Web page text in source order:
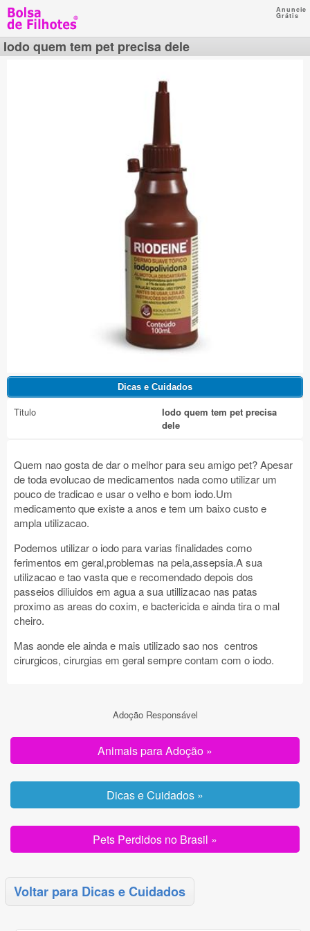
Anuncie
Grátis
Iodo quem tem pet precisa dele
Titulo
Iodo quem tem pet precisa
dele
Quem nao gosta de dar o melhor para seu amigo pet? Apesar
de toda evolucao de medicamentos nada como utilizar um
pouco de tradicao e usar o velho e bom iodo.Um
medicamento que existe a anos e tem um baixo custo e
ampla utilizacao.
Podemos utilizar o iodo para varias finalidades como
ferimentos em geral,problemas na pela,assepsia.A sua
utilizacao e tao vasta que e recomendado depois dos
passeios diliuidos em agua a sua utillizacao nas patas
proximo as areas do coxim, e bactericida e ainda tira o mal
cheiro.
Mas aonde ele ainda e mais utilizado sao nos centros
cirurgicos, cirurgias em geral sempre contam com o iodo.
Adoção Responsável
Animais para Adoção »
Dicas e Cuidados »
Pets Perdidos no Brasil »
Voltar para Dicas e Cuidados